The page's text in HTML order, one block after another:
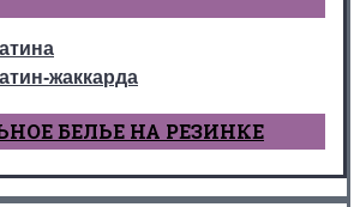
жаккарда
БЕЛЬЕ НА РЕЗИНКЕ